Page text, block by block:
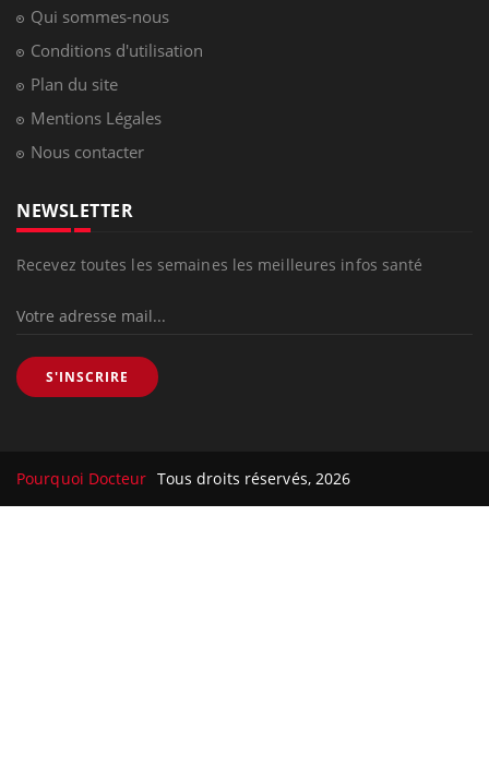
Qui sommes-nous
Conditions d'utilisation
Plan du site
Mentions Légales
Nous contacter
NEWSLETTER
Recevez toutes les semaines les meilleures infos santé
S'INSCRIRE
Pourquoi Docteur Tous droits réservés, 2026